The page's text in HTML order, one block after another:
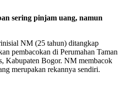
sering pinjam uang, namun
NM (25 tahun) ditangkap
pembacokan di Perumahan Taman
Kabupaten Bogor. NM membacok
merupakan rekannya sendiri.